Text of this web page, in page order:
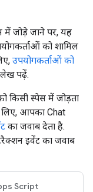
में जोड़े जाने पर, यह
को शामिल
उपयोगकर्ताओं को
लेख पढ़ें.
किसी स्पेस में जोड़ता
आपका Chat
का जवाब देता है.
इवेंट का जवाब
Script